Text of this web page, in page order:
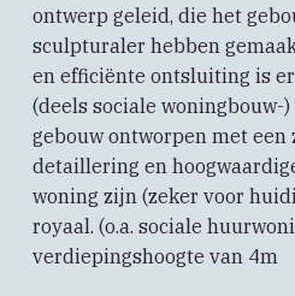
ontwerp geleid, die het
sculpturaler hebben
en efficiënte ontsluiting is
(deels sociale woningbouw-
gebouw ontworpen met een
detaillering en
woning zijn (zeker voor
royaal. (o.a. sociale
verdiepingshoogte van 4m